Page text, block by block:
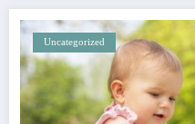
Uncategorized